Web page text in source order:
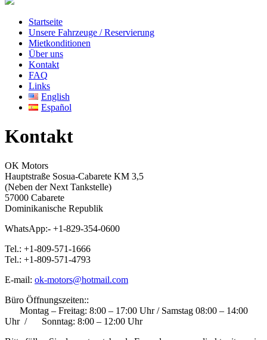
Startseite
Unsere Fahrzeuge / Reservierung
Mietkonditionen
Über uns
Kontakt
FAQ
Links
English
Español
Kontakt
OK Motors
Hauptstraße Sosua-Cabarete KM 3,5
(Neben der Next Tankstelle)
57000 Cabarete
Dominikanische Republik
WhatsApp:- +1-829-354-0600
Tel.: +1-809-571-1666
Tel.: +1-809-571-4793
E-mail: ok-motors@hotmail.com
Büro Öffnungszeiten::
Montag – Freitag: 8:00 – 17:00 Uhr / Samstag 08:00 – 14:00
Uhr /
Sonntag: 8:00 – 12:00 Uhr